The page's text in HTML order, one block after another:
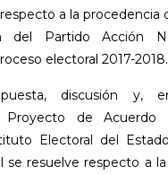
a la procedencia
del Partido Acción
electoral 2017-2018.
discusión y,
Proyecto de Acuerdo
Electoral del
se resuelve respecto a